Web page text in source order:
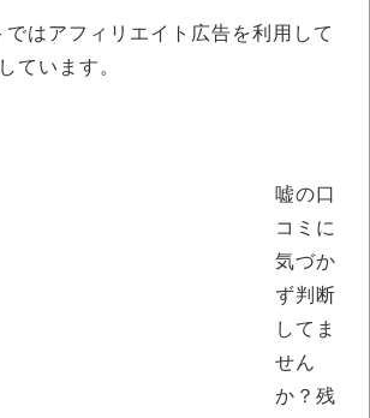
ではアフィリエイト広告を利用して
ています。
嘘の口
コミに
気づか
ず判断
してま
せん
か？残